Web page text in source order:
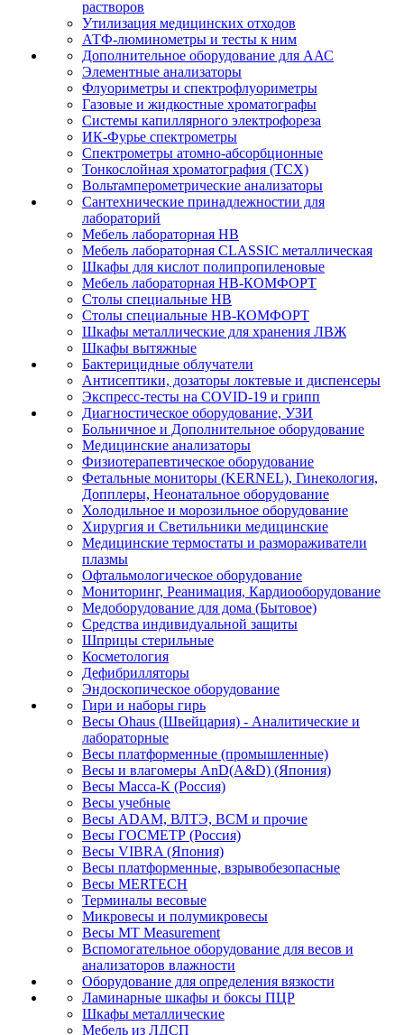
растворов
Утилизация медицинских отходов
АТФ-люминометры и тесты к ним
Дополнительное оборудование для ААС
Элементные анализаторы
Флуориметры и спектрофлуориметры
Газовые и жидкостные хроматографы
Системы капиллярного электрофореза
ИК-Фурье спектрометры
Спектрометры атомно-абсорбционные
Тонкослойная хроматография (ТСХ)
Вольтамперометрические анализаторы
Сантехнические принадлежностии для
лабораторий
Мебель лабораторная НВ
Мебель лабораторная CLASSIC металлическая
Шкафы для кислот полипропиленовые
Мебель лабораторная НВ-КОМФОРТ
Столы специальные НВ
Столы специальные НВ-КОМФОРТ
Шкафы металлические для хранения ЛВЖ
Шкафы вытяжные
Бактерицидные облучатели
Антисептики, дозаторы локтевые и диспенсеры
Экспресс-тесты на COVID-19 и грипп
Диагностическое оборудование, УЗИ
Больничное и Дополнительное оборудование
Медицинские анализаторы
Физиотерапевтическое оборудование
Фетальные мониторы (KERNEL), Гинекология,
Допплеры, Неонатальное оборудование
Холодильное и морозильное оборудование
Хирургия и Светильники медицинские
Медицинские термостаты и размораживатели
плазмы
Офтальмологическое оборудование
Мониторинг, Реанимация, Кардиооборудование
Медоборудование для дома (Бытовое)
Средства индивидуальной защиты
Шприцы стерильные
Косметология
Дефибрилляторы
Эндоскопическое оборудование
Гири и наборы гирь
Весы Ohaus (Швейцария) - Аналитические и
лабораторные
Весы платформенные (промышленные)
Весы и влагомеры AnD(A&D) (Япония)
Весы Масса-К (Россия)
Весы учебные
Весы ADAM, ВЛТЭ, BCM и прочие
Весы ГОСМЕТР (Россия)
Весы VIBRA (Япония)
Весы платформенные, взрывобезопасные
Весы MERTECH
Терминалы весовые
Микровесы и полумикровесы
Весы MT Measurement
Вспомогательное оборудование для весов и
анализаторов влажности
Оборудование для определения вязкости
Ламинарные шкафы и боксы ПЦР
Шкафы металлические
Мебель из ЛДСП